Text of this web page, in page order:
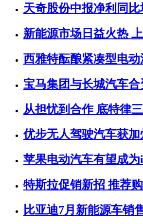
天奇股份中报净利同
新能源市场日益火热
西雅特酝酿紧凑型电动
宝马集团与长城汽车
从担忧到合作 底特律
优步无人驾驶汽车获
苹果电动汽车有望成为
特斯拉促销新招 推荐
比亚迪7月新能源车销